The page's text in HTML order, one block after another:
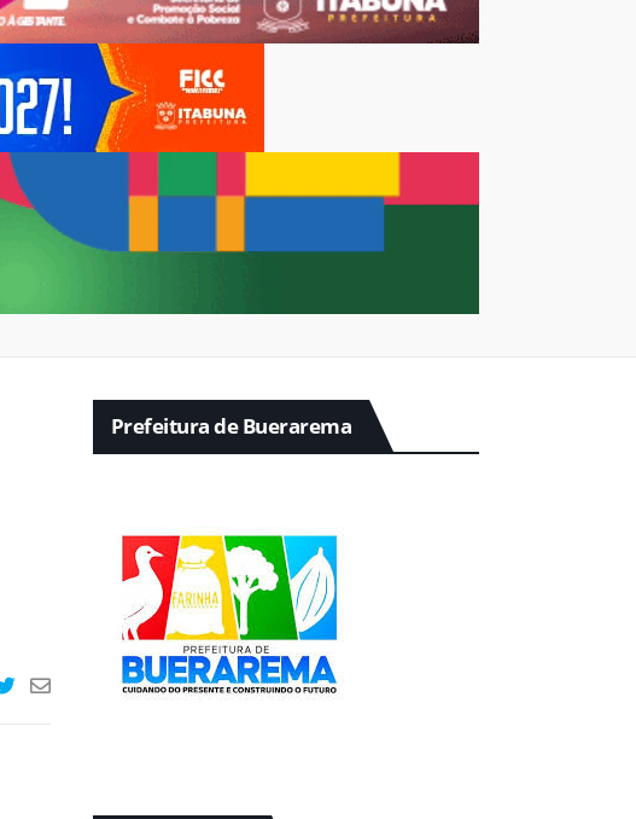
Prefeitura de Buerarema